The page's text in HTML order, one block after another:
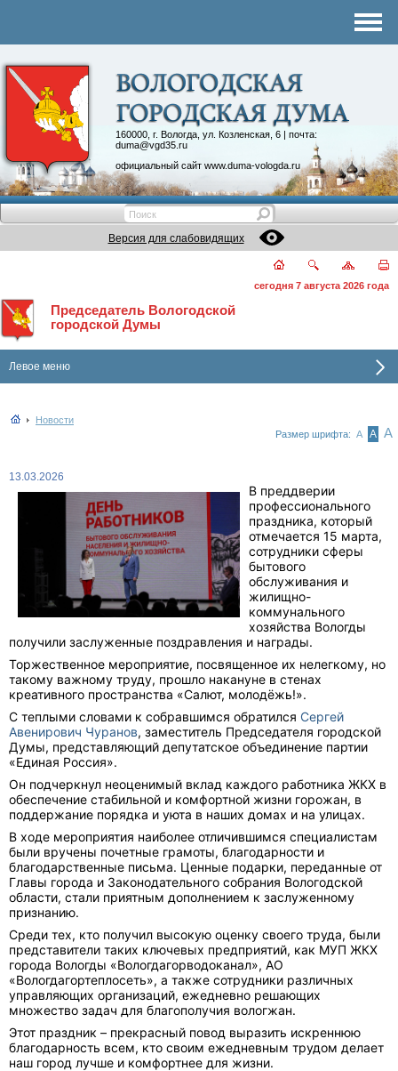
160000, г. Вологда, ул. Козленская, 6 | почта:
duma@vgd35.ru
официальный сайт www.duma-vologda.ru
Контакты
Депутатские объединения
Версия для слабовидящих
сегодня 7 августа 2026 года
Председатель Вологодской
городской Думы
Левое меню
Новости
Размер шрифта: А А А
13.03.2026
В преддверии
профессионального
праздника, который
отмечается 15 марта,
сотрудники сферы
бытового
обслуживания и
жилищно-
коммунального
хозяйства Вологды
получили заслуженные поздравления и награды.
Торжественное мероприятие, посвященное их нелегкому, но
такому важному труду, прошло накануне в стенах
креативного пространства «Салют, молодёжь!».
С теплыми словами к собравшимся обратился Сергей
Авенирович Чуранов, заместитель Председателя городской
Думы, представляющий депутатское объединение партии
«Единая Россия».
Он подчеркнул неоценимый вклад каждого работника ЖКХ в
обеспечение стабильной и комфортной жизни горожан, в
поддержание порядка и уюта в наших домах и на улицах.
В ходе мероприятия наиболее отличившимся специалистам
были вручены почетные грамоты, благодарности и
благодарственные письма. Ценные подарки, переданные от
Главы города и Законодательного собрания Вологодской
области, стали приятным дополнением к заслуженному
признанию.
Среди тех, кто получил высокую оценку своего труда, были
представители таких ключевых предприятий, как МУП ЖКХ
города Вологды «Вологдагорводоканал», АО
«Вологдагортеплосеть», а также сотрудники различных
управляющих организаций, ежедневно решающих
множество задач для благополучия вологжан.
Этот праздник – прекрасный повод выразить искреннюю
благодарность всем, кто своим ежедневным трудом делает
наш город лучше и комфортнее для жизни.